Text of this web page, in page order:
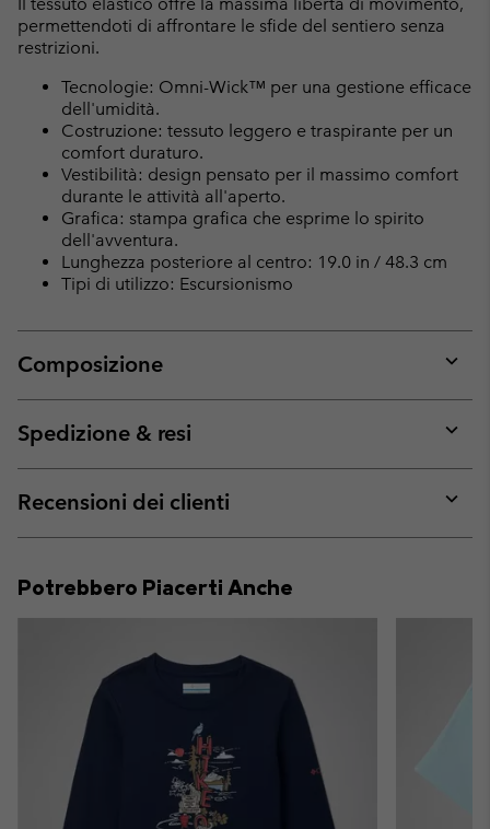
permettendoti di affrontare le sfide del sentiero senza
restrizioni.
Tecnologie: Omni-Wick™ per una gestione efficace
dell'umidità.
Costruzione: tessuto leggero e traspirante per un
comfort duraturo.
Vestibilità: design pensato per il massimo comfort
durante le attività all'aperto.
Grafica: stampa grafica che esprime lo spirito
dell'avventura.
Lunghezza posteriore al centro: 19.0 in / 48.3 cm
Tipi di utilizzo: Escursionismo
Composizione
or
Spedizione & resi
or
Recensioni dei clienti
or
Potrebbero Piacerti Anche